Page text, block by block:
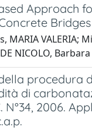
Approach
Bridges
MARIA VALERIA;
NICOLO, Barbara
procedura
di
N°34, 2006.